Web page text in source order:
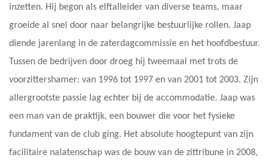
inzetten. Hij begon als elftalleider van diverse teams, maar
groeide al snel door naar belangrijke bestuurlijke rollen. Jaap
diende jarenlang in de zaterdagcommissie en het hoofdbestuur.
Tussen de bedrijven door droeg hij tweemaal met trots de
voorzittershamer: van 1996 tot 1997 en van 2001 tot 2003. Zijn
allergrootste passie lag echter bij de accommodatie. Jaap was
een man van de praktijk, een bouwer die voor het fysieke
fundament van de club ging. Het absolute hoogtepunt van zijn
facilitaire nalatenschap was de bouw van de zittribune in 2008,